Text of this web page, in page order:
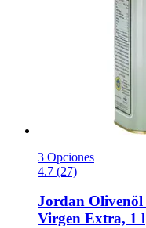
3 Opciones
4.7 (27)
Jordan Olivenöl
Virgen Extra, 1 l